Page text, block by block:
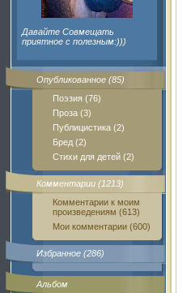
Давайте Совмещать
приятное с полезным:)))
Опубликованное (85)
Поэзия (76)
Проза (3)
Публицистика (2)
Бред (2)
Стихи для детей (2)
Комментарии (1213)
Комментарии к моим
произведениям (613)
Мои комментарии (600)
Избранное (286)
Альбом